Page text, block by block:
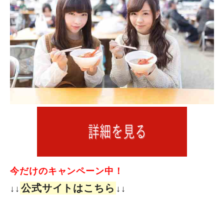
今だけのキャンペーン中！
↓↓ 公式サイトはこちら ↓↓